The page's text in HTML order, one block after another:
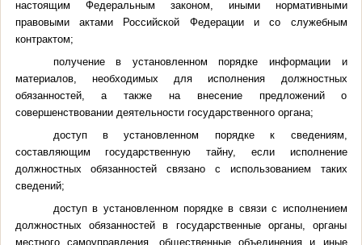
настоящим Федеральным законом, иными нормативными
правовыми актами Российской Федерации и со служебным
контрактом;
получение в установленном порядке информации и
материалов, необходимых для исполнения должностных
обязанностей, а также на внесение предложений о
совершенствовании деятельности государственного органа;
доступ в установленном порядке к сведениям,
составляющим государственную тайну, если исполнение
должностных обязанностей связано с использованием таких
сведений;
доступ в установленном порядке в связи с исполнением
должностных обязанностей в государственные органы, органы
местного самоуправления, общественные объединения и иные